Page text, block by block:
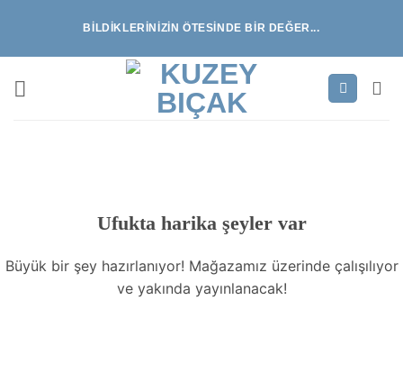
BILDIKLERINIZIN ÖTESINDE BIR DEĞER...
Ufukta harika şeyler var
Büyük bir şey hazırlanıyor! Mağazamız üzerinde çalışılıyor
ve yakında yayınlanacak!